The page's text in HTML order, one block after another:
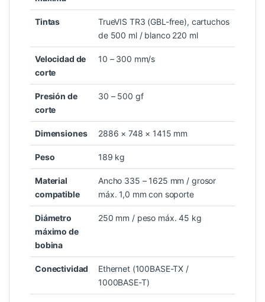
Tintas
TrueVIS TR3 (GBL-free), cartuchos
de 500 ml / blanco 220 ml
Velocidad de
corte
10 – 300 mm/s
Presión de
corte
30 – 500 gf
Dimensiones 2886 × 748 × 1415 mm
Peso 189 kg
Material
compatible
Ancho 335 – 1625 mm / grosor
máx. 1,0 mm con soporte
Diámetro
máximo de
bobina
250 mm / peso máx. 45 kg
Conectividad
Ethernet (100BASE-TX /
1000BASE-T)